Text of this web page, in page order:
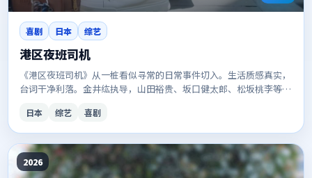
喜剧 日本 综艺
港区夜班司机
《港区夜班司机》从一桩看似寻常的日常事件切入。生活质感真实，
台词干净利落。金井纮执导，山田裕贵、坂口健太郎、松坂桃李等主
日本 综艺 喜剧
2026